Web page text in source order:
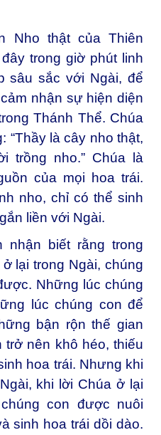
Nho thật của Thiên
trong giờ phút linh
sâu sắc với Ngài, để
nhận sự hiện diện
Thánh Thể. Chúa
“Thầy là cây nho thật,
trồng nho.” Chúa là
của mọi hoa trái.
nho, chỉ có thể sinh
liền với Ngài.
nhận biết rằng trong
lại trong Ngài, chúng
Những lúc chúng
lúc chúng con để
bận rộn thế gian
trở nên khô héo, thiếu
hoa trái. Nhưng khi
khi lời Chúa ở lại
con được nuôi
sinh hoa trái dồi dào.